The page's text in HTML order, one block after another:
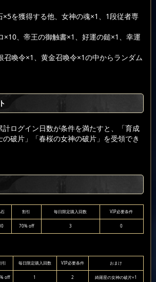
×5を獲得する他、女神の魂×1、1段従者専
×10、帝王の御触書×1、好運の鎚×1、幸運
召喚令×1、黄金召喚令×1の中からランダム
計ログイン日数が条件を満たすと、「育成
破片」「春桜の女神の破片」を受領でき
割引 毎日限定購入回数 VIP必要条件
70% off 3 0
引 毎日限定購入回数 VIP必要条件 おまけ
off 1 2 綺羅星の女神の破片×1